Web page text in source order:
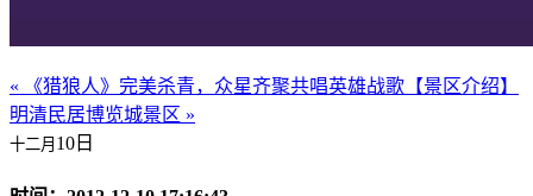
« 《猎狼人》完美杀青，众星齐聚共唱英雄战歌 【景区介绍】
明清民居博览城景区 »
十二月 10日